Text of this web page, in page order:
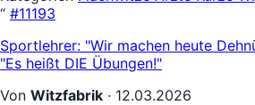
“ #11193
Sportlehrer: "Wir machen heute
"Es heißt DIE Übungen!"
Von Witzfabrik · 12.03.2026